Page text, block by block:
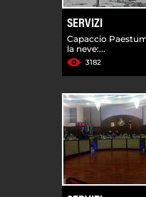
SERVIZI
Capaccio
la neve:...
3182